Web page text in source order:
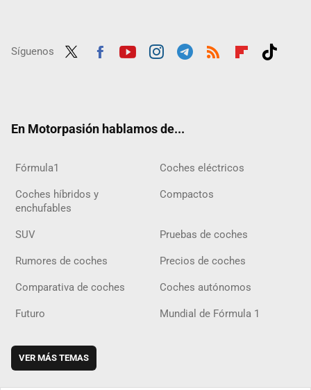
Síguenos
En Motorpasión hablamos de...
Fórmula1 Coches eléctricos
Coches híbridos y
enchufables
Compactos
SUV Pruebas de coches
Rumores de coches Precios de coches
Comparativa de coches Coches autónomos
Futuro Mundial de Fórmula 1
VER MÁS TEMAS